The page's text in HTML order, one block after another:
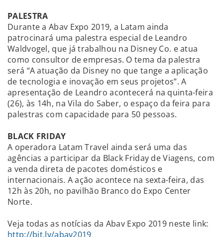
PALESTRA
Durante a Abav Expo 2019, a Latam ainda
patrocinará uma palestra especial de Leandro
Waldvogel, que já trabalhou na Disney Co. e atua
como consultor de empresas. O tema da palestra
será “A atuação da Disney no que tange a aplicação
de tecnologia e inovação em seus projetos”. A
apresentação de Leandro acontecerá na quinta-feira
(26), às 14h, na Vila do Saber, o espaço da feira para
palestras com capacidade para 50 pessoas.
BLACK FRIDAY
A operadora Latam Travel ainda será uma das
agências a participar da Black Friday de Viagens, com
a venda direta de pacotes domésticos e
internacionais. A ação acontece na sexta-feira, das
12h às 20h, no pavilhão Branco do Expo Center
Norte.
Veja todas as notícias da Abav Expo 2019 neste link:
http://bit.ly/abav2019